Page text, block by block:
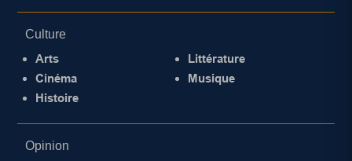
Culture
Arts
Cinéma
Histoire
Littérature
Musique
Opinion